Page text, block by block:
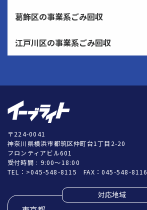
葛飾区の事業系ごみ回収
江戸川区の事業系ごみ回収
〒224-0041
神奈川県横浜市都筑区仲町台1丁目2-20
フロンティアビル601
受付時間 : 9:00～18:00
TEL： >045-548-8115 FAX：045-548-8116
対応地域